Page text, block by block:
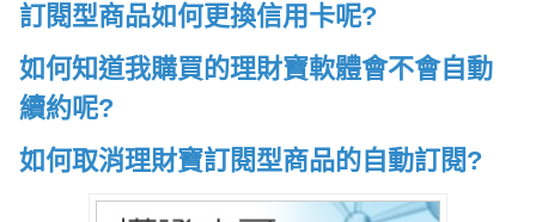
訂閱型商品如何更換信用卡呢?
如何知道我購買的理財寶軟體會不會自動
續約呢?
如何取消理財寶訂閱型商品的自動訂閱?